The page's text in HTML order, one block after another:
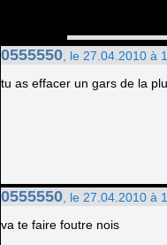
0555550 , le 27.04.2010 à
tu as effacer un gars de la
0555550 , le 27.04.2010 à
va te faire foutre nois